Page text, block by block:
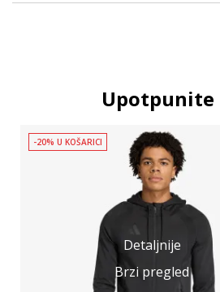
Upotpunite
Detaljnije
Brzi pregled
-20% U KOŠARICI